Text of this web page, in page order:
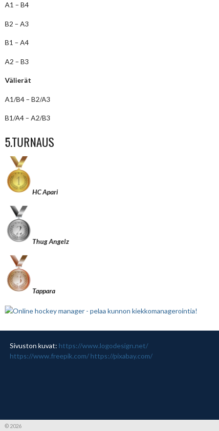
A1 – B4
B2 – A3
B1 – A4
A2 – B3
Välierät
A1/B4 – B2/A3
B1/A4 – A2/B3
5.TURNAUS
HC Apari
Thug Angelz
Tappara
Sivuston kuvat: https://www.logodesign.net/
https://www.freepik.com/ https://pixabay.com/
© 2026